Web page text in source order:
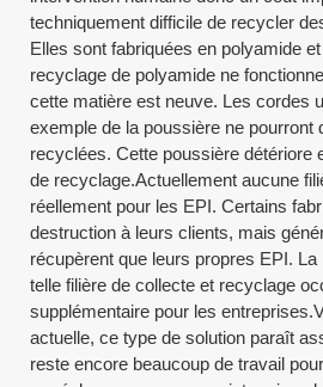
techniquement difficile de recycler
Elles sont fabriquées en polyamide
recyclage de polyamide ne
cette matière est neuve. Les cordes
exemple de la poussière ne pourront
recyclées. Cette poussière détériore
de recyclage.Actuellement aucune
réellement pour les EPI. Certains
destruction à leurs clients, mais
récupèrent que leurs propres EPI.
telle filière de collecte et recyclage
supplémentaire pour les
actuelle, ce type de solution paraît
reste encore beaucoup de travail